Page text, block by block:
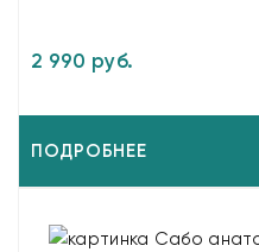
2 990 руб.
ПОДРОБНЕЕ